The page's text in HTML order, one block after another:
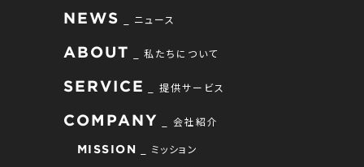
NEWS ニュース
ABOUT 私たちについて
SERVICE 提供サービス
COMPANY 会社紹介
MISSION ミッション